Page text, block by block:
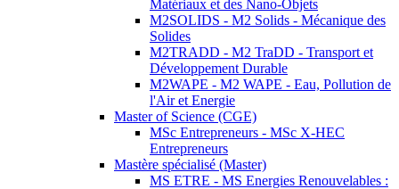
Matériaux et des Nano-Objets
M2SOLIDS - M2 Solids - Mécanique des
Solides
M2TRADD - M2 TraDD - Transport et
Développement Durable
M2WAPE - M2 WAPE - Eau, Pollution de
l'Air et Energie
Master of Science (CGE)
MSc Entrepreneurs - MSc X-HEC
Entrepreneurs
Mastère spécialisé (Master)
MS ETRE - MS Energies Renouvelables :